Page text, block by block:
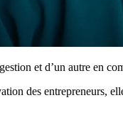
et d’un autre en
des entrepreneurs,